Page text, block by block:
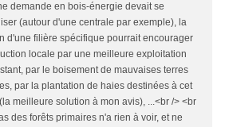
demande en bois-énergie devait se
(autour d'une centrale par exemple), la
d'une filière spécifique pourrait encourager
locale par une meilleure exploitation
par le boisement de mauvaises terres
par la plantation de haies destinées à cet
meilleure solution à mon avis), ...<br /> <br
des forêts primaires n'a rien à voir, et ne